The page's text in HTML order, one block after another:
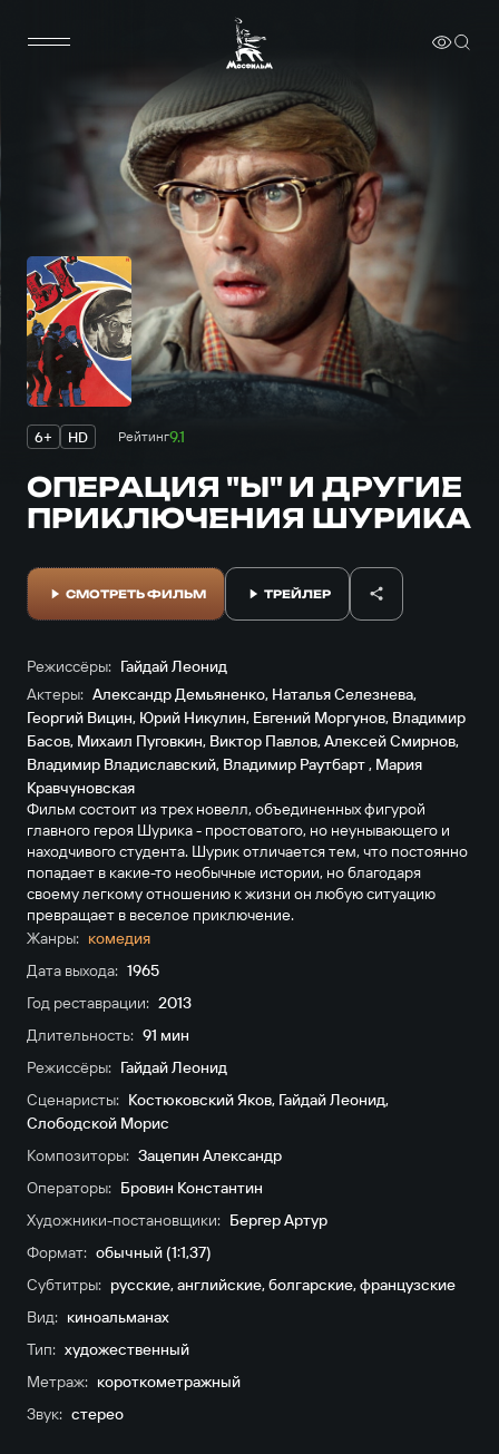
6+ HD Рейтинг9.1
ОПЕРАЦИЯ "Ы" И ДРУГИЕ
ПРИКЛЮЧЕНИЯ ШУРИКА
Режиссёры: Гайдай Леонид
Актеры: Александр Демьяненко, Наталья Селезнева,
Георгий Вицин, Юрий Никулин, Евгений Моргунов, Владимир
Басов, Михаил Пуговкин, Виктор Павлов,Алексей Смирнов,
Владимир Владиславский, Владимир Раутбарт, Мария
Кравчуновская
СМОТРЕТЬ ФИЛЬМ ТРЕЙЛЕР
Фильм состоит из трех новелл, объединенных фигурой
главного героя Шурика - простоватого, но неунывающего и
находчивого студента. Шурик отличается тем, что постоянно
попадает в какие-то необычные истории, но благодаря
своему легкому отношению к жизни он любую ситуацию
превращает в веселое приключение.
Жанры: комедия
Дата выхода: 1965
Год реставрации: 2013
Длительность: 91 мин
Режиссёры: Гайдай Леонид
Сценаристы: Костюковский Яков, Гайдай Леонид,
Слободской Морис
Композиторы: Зацепин Александр
Операторы: Бровин Константин
Художники-постановщики: Бергер Артур
Формат: обычный (1:1,37)
Субтитры: русские,английские,болгарские,французские
Вид: киноальманах
Тип: художественный
Метраж: короткометражный
Звук: стерео